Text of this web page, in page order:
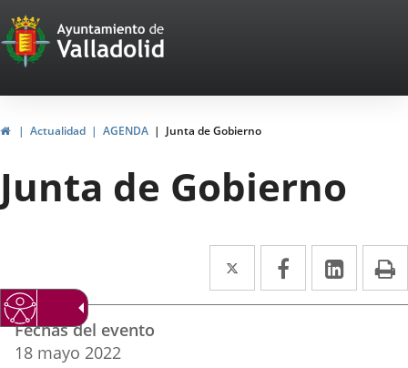
Portal
Web
del
Ayuntamiento
de
Valladolid
HomeActualidad AGENDA Junta de Gobierno
Junta de Gobierno
Twitter
Enlace
a
Facebook
Enlace
a
Enlace
a
Datos
del
evento
Fechas del evento
18 mayo 2022